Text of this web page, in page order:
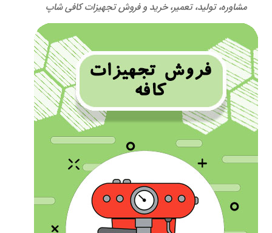
مشاوره، تولید، تعمیر، خرید و فروش تجهیزات کافی شاپ